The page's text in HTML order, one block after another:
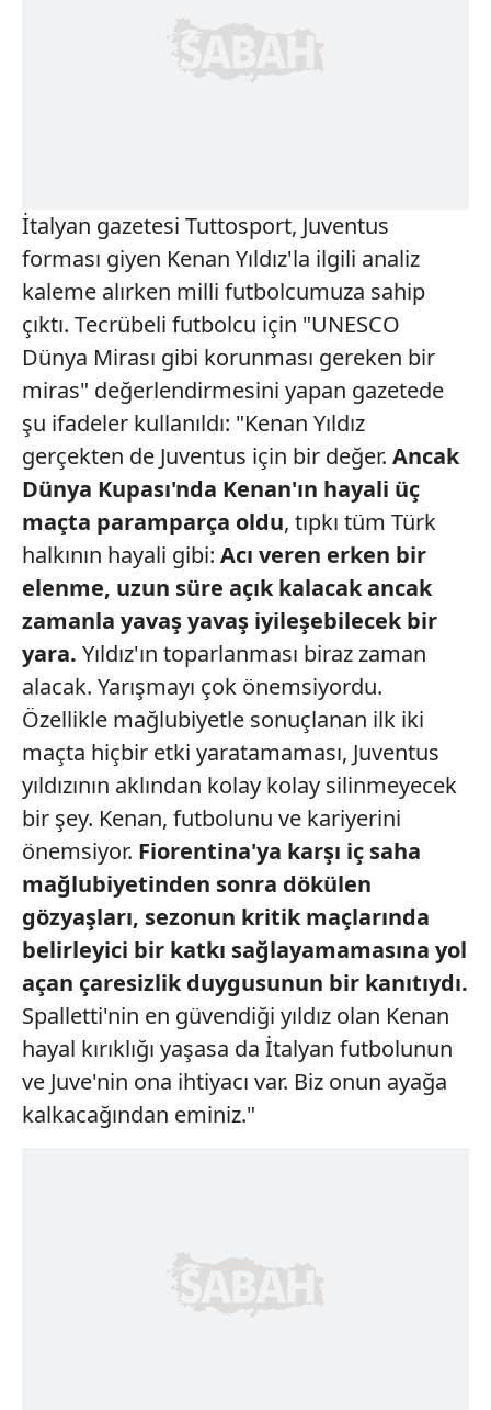
İtalyan gazetesi Tuttosport, Juventus
forması giyen Kenan Yıldız'la ilgili analiz
kaleme alırken milli futbolcumuza sahip
çıktı. Tecrübeli futbolcu için "UNESCO
Dünya Mirası gibi korunması gereken bir
miras" değerlendirmesini yapan gazetede
şu ifadeler kullanıldı: "Kenan Yıldız
gerçekten de Juventus için bir değer. Ancak
Dünya Kupası'nda Kenan'ın hayali üç
maçta paramparça oldu, tıpkı tüm Türk
halkının hayali gibi: Acı veren erken bir
elenme, uzun süre açık kalacak ancak
zamanla yavaş yavaş iyileşebilecek bir
yara. Yıldız'ın toparlanması biraz zaman
alacak. Yarışmayı çok önemsiyordu.
Özellikle mağlubiyetle sonuçlanan ilk iki
maçta hiçbir etki yaratamaması, Juventus
yıldızının aklından kolay kolay silinmeyecek
bir şey. Kenan, futbolunu ve kariyerini
önemsiyor. Fiorentina'ya karşı iç saha
mağlubiyetinden sonra dökülen
gözyaşları, sezonun kritik maçlarında
belirleyici bir katkı sağlayamamasına yol
açan çaresizlik duygusunun bir kanıtıydı.
Spalletti'nin en güvendiği yıldız olan Kenan
hayal kırıklığı yaşasa da İtalyan futbolunun
ve Juve'nin ona ihtiyacı var. Biz onun ayağa
kalkacağından eminiz."